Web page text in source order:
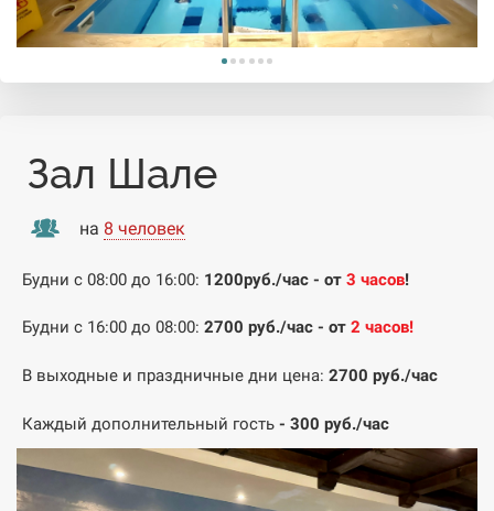
Зал Шале
на 8 человек
Будни с 08:00 до 16:00: 1200руб./час - от 3 часов!
Будни с 16:00 до 08:00: 2700 руб./час - от 2 часов!
В выходные и праздничные дни цена: 2700 руб./час
Каждый дополнительный гость - 300 руб./час